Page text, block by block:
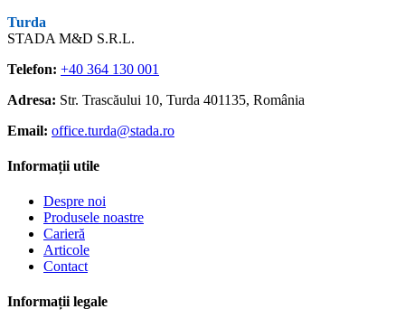
Turda
STADA M&D S.R.L.
Telefon: +40 364 130 001
Adresa: Str. Trascăului 10, Turda 401135, România
Email: office.turda@stada.ro
Informații utile
Despre noi
Produsele noastre
Carieră
Articole
Contact
Informații legale